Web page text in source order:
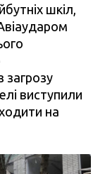
шкіл,
загрозу
виступили
на